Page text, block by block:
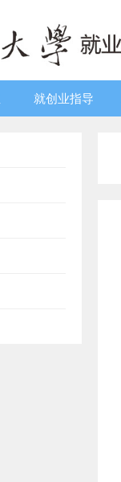
就创业指导